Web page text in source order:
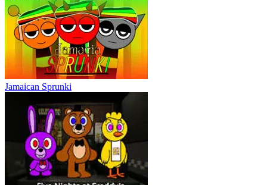
Jamaican Sprunki